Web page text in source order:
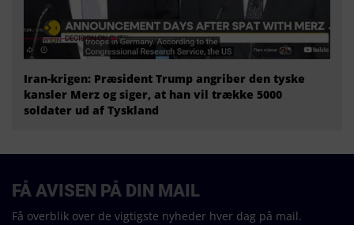
Iran-krigen: Præsident Trump angriber den tyske
kansler Merz og siger, at han vil trække 5000
soldater ud af Tyskland
FÅ AVISEN PÅ DIN MAIL
Få overblik over de vigtigste nyheder hver dag på mail.